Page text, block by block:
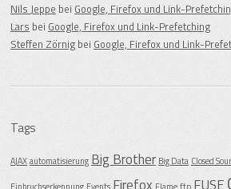
Nils Jeppe bei Google, Firefox und Link-
Lars bei Google, Firefox und Link-Prefetching
Steffen Zörnig bei Google, Firefox und Link-
Tags
AJAXautomatisierung Big Brother Big Data Closed